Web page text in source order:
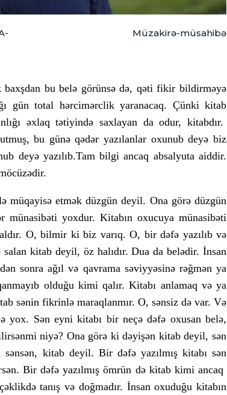
Müzakirə-müsahibə
bu belə görünsə də, qəti fikir bildirməyə
gün total hərcimərclik yaranacaq. Çünki kitab
əxlaq tətiyində saxlayan da odur, kitabdır.
bu günə qədər yazılanlar oxunub deyə biz
deyə yazılıb.Tam bilgi ancaq absalyuta aiddir.
müqayisə etmək düzgün deyil. Ona görə düzgün
yoxdur. Kitabın oxucuya münasibəti
O, bilmir ki biz varıq. O, bir dəfə yazılıb və
kitab deyil, öz halıdır. Dua da belədir. İnsan
sonra ağıl və qavrama səviyyəsinə rəğmən ya
olduğu kimi qalır. Kitabı anlamaq və ya
sənin fikrinlə maraqlanmır. O, sənsiz də var. Və
yox. Sən eyni kitabı bir neçə dəfə oxusan belə,
niyə? Ona görə ki dəyişən kitab deyil, sən
kitab deyil. Bir dəfə yazılmış kitabı sən
Bir dəfə yazılmış ömrün də kitab kimi ancaq
tanış və doğmadır. İnsan oxuduğu kitabın